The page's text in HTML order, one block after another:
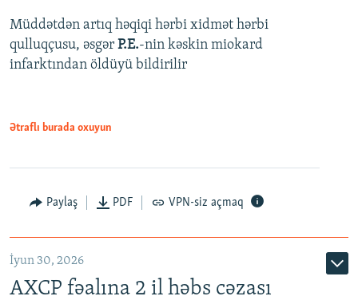
Müddətdən artıq həqiqi hərbi xidmət hərbi
qulluqçusu, əsgər P.E.-nin kəskin miokard
infarktından öldüyü bildirilir
Ətraflı burada oxuyun
Paylaş PDF VPN-siz açmaq
İyun 30, 2026
AXCP fəalına 2 il həbs cəzası